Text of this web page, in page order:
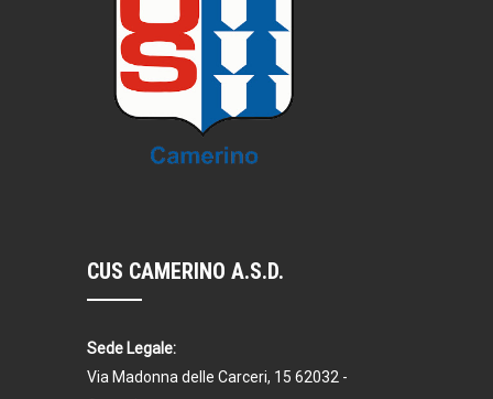
CUS CAMERINO A.S.D.
Sede Legale:
Via Madonna delle Carceri, 15 62032 -